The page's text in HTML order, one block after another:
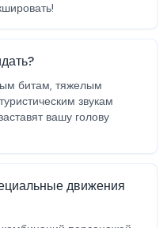
битам, тяжелым
звукам
вашу голову
движения